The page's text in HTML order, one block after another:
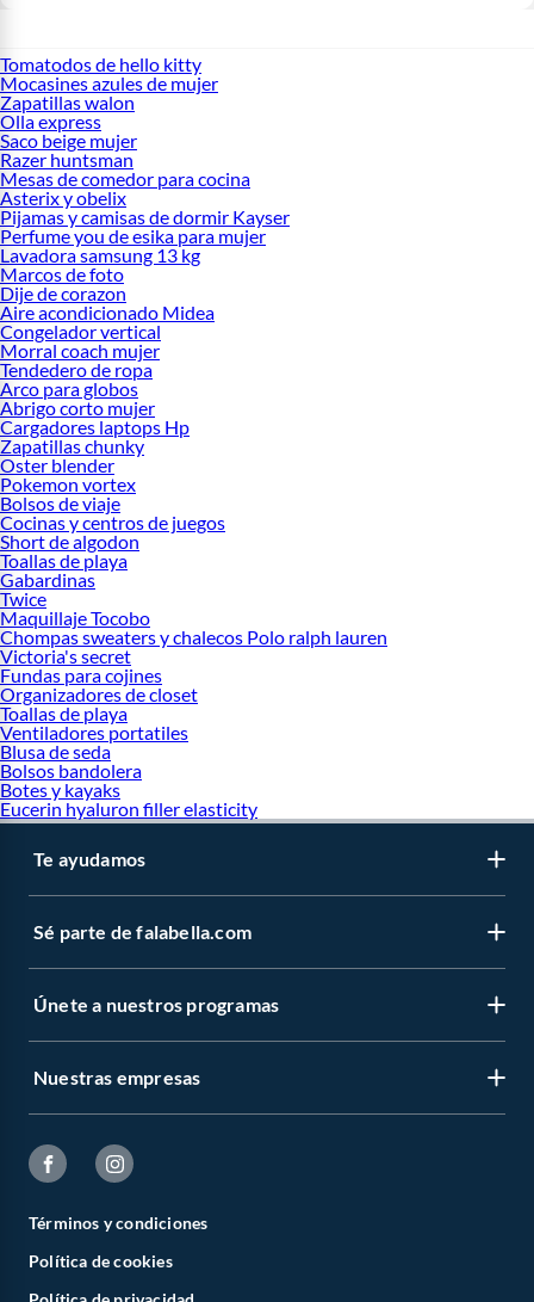
Tomatodos de hello kitty
Mocasines azules de mujer
Zapatillas walon
Olla express
Saco beige mujer
Razer huntsman
Mesas de comedor para cocina
Asterix y obelix
Pijamas y camisas de dormir Kayser
Perfume you de esika para mujer
Lavadora samsung 13 kg
Marcos de foto
Dije de corazon
Aire acondicionado Midea
Congelador vertical
Morral coach mujer
Tendedero de ropa
Arco para globos
Abrigo corto mujer
Cargadores laptops Hp
Zapatillas chunky
Oster blender
Pokemon vortex
Bolsos de viaje
Cocinas y centros de juegos
Short de algodon
Toallas de playa
Gabardinas
Twice
Maquillaje Tocobo
Chompas sweaters y chalecos Polo ralph lauren
Victoria's secret
Fundas para cojines
Organizadores de closet
Toallas de playa
Ventiladores portatiles
Blusa de seda
Bolsos bandolera
Botes y kayaks
Eucerin hyaluron filler elasticity
Te ayudamos
Sé parte de falabella.com
Únete a nuestros programas
Nuestras empresas
Términos y condiciones
Política de cookies